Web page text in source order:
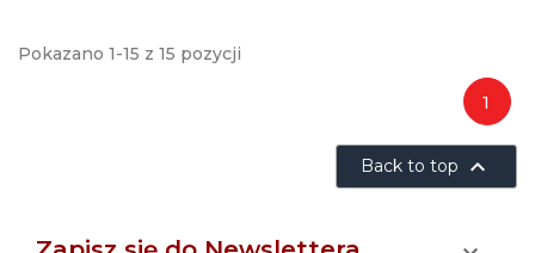
Pokazano 1-15 z 15 pozycji
1
Back to top 